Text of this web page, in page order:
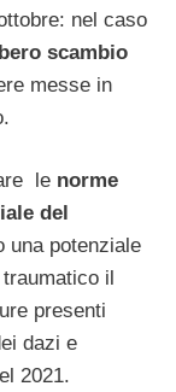
nel caso
scambio
messe in
le norme
del
una potenziale
il
presenti
dazi e
2021.